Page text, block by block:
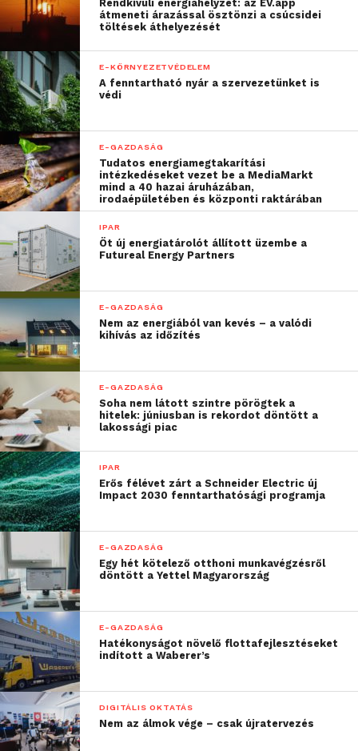
További friss híreket talál aTechnokratafőoldalán!
Csatlakozzon hozzánk aFacebookon
Rendkívüli energiahelyzet: az EV.app
átmeneti árazással ösztönzi a csúcsidei
töltések áthelyezését
E-KÖRNYEZETVÉDELEM
A fenntartható nyár a szervezetünket is
védi
E-GAZDASÁG
Tudatos energiamegtakarítási
intézkedéseket vezet be a MediaMarkt
mind a 40 hazai áruházában,
irodaépületében és központi raktárában
IPAR
Öt új energiatárolót állított üzembe a
Futureal Energy Partners
E-GAZDASÁG
Nem az energiából van kevés – a valódi
kihívás az időzítés
E-GAZDASÁG
Soha nem látott szintre pörögtek a
hitelek: júniusban is rekordot döntött a
lakossági piac
IPAR
Erős félévet zárt a Schneider Electric új
Impact 2030 fenntarthatósági programja
E-GAZDASÁG
Egy hét kötelező otthoni munkavégzésről
döntött a Yettel Magyarország
E-GAZDASÁG
Hatékonyságot növelő flottafejlesztéseket
indított a Waberer’s
DIGITÁLIS OKTATÁS
Nem az álmok vége – csak újratervezés